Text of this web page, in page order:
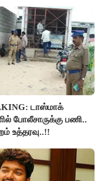
டாஸ்மாக்
போலீசாருக்கு பணி..
உத்தரவு..!!